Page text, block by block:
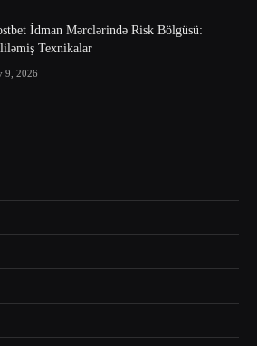
İdman Mərclərində Risk Bölgüsü:
Texnikalar
9, 2026